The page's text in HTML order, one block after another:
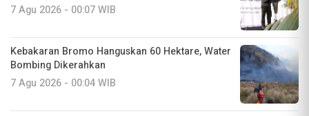
7 Agu 2026 - 00:07 WIB
Kebakaran Bromo Hanguskan 60 Hektare, Water
Bombing Dikerahkan
7 Agu 2026 - 00:04 WIB